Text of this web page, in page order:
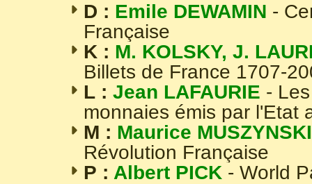
D : Emile DEWAMIN -
Française
K : M. KOLSKY, J.
Billets de France 1707-
L : Jean LAFAURIE -
monnaies émis par l'Etat
M : Maurice MUSZYNSKI
Révolution Française
P : Albert PICK - World